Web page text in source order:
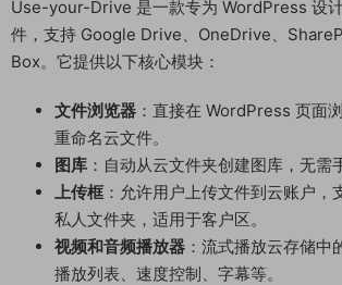
Use-your-Drive 是一款专为 WordPress 设
件，支持 Google Drive、OneDrive、
Box。它提供以下核心模块：
文件浏览器 ：直接在 WordPress 页面
重命名云文件。
图库 ：自动从云文件夹创建图库，无需
上传框 ：允许用户上传文件到云账户，
私人文件夹，适用于客户区。
视频和音频播放器 ：流式播放云存储中
播放列表、速度控制、字幕等。